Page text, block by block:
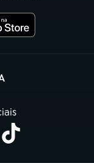
aba)